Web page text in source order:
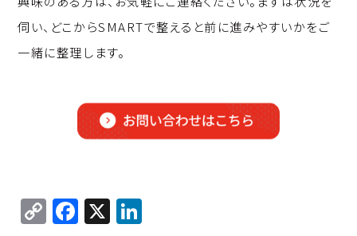
伺い、どこからSMARTで整えると前に進みやすいかをご
一緒に整理します。
C F X